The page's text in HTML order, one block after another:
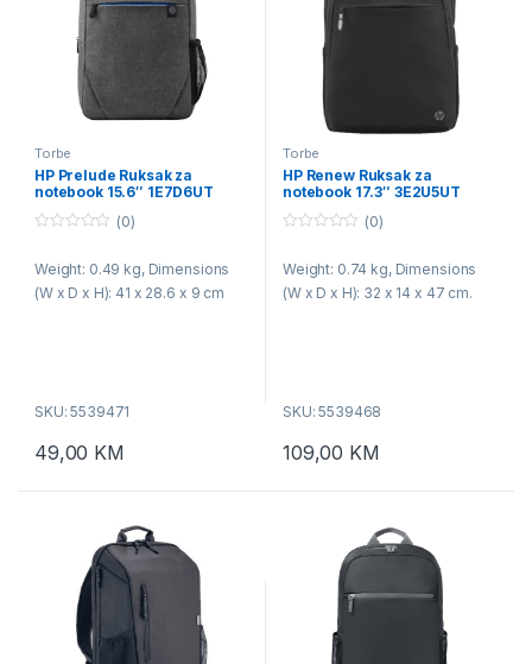
Torbe
HP Prelude Ruksak za
notebook 15.6″ 1E7D6UT
u
t
o
(0)
Weight: 0.49 kg, Dimensions
(W x D x H): 41 x 28.6 x 9 cm
SKU: 5539471
49,00 KM
Torbe
HP Renew Ruksak za
notebook 17.3″ 3E2U5UT
u
t
o
(0)
Weight: 0.74 kg, Dimensions
(W x D x H): 32 x 14 x 47 cm.
SKU: 5539468
109,00 KM